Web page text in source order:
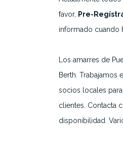
favor, Pre-
informado cuando
Los amarres de
Berth. Trabajamos
socios locales
clientes. Contacta
disponibilidad.